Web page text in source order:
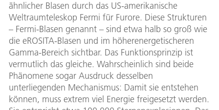
ähnlicher Blasen durch das US-amerikanische
Weltraumteleskop Fermi für Furore. Diese Strukturen
– Fermi-Blasen genannt – sind etwa halb so groß wie
die eROSITA-Blasen und im höherenergetischeren
Gamma-Bereich sichtbar. Das Funktionsprinzip ist
vermutlich das gleiche. Wahrscheinlich sind beide
Phänomene sogar Ausdruck desselben
unterliegenden Mechanismus: Damit sie entstehen
können, muss extrem viel Energie freigesetzt werden.